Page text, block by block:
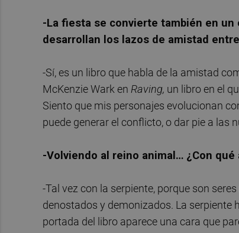
-La fiesta se convierte también en un
desarrollan los lazos de amistad
-Sí, es un libro que habla de la amistad
McKenzie Wark en Raving, un libro en el
Siento que mis personajes evolucionan
puede generar el conflicto, o dar pie a las
-Volviendo al reino animal… ¿Con
-Tal vez con la serpiente, porque son
denostados y demonizados. La serpiente
portada del libro aparece una cara que